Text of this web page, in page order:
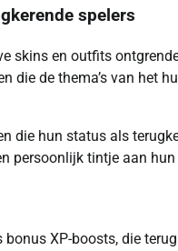
spelers
skins en outfits
die de thema’s van het
die hun status als
persoonlijk tintje aan
XP-boosts, die